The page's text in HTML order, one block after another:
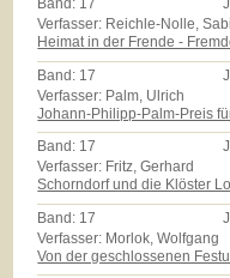
Band: 17
Verfasser: Reichle-Nolle,
Heimat in der Frende -
Band: 17
Verfasser: Palm, Ulrich
Johann-Philipp-Palm-Preis
Band: 17
Verfasser: Fritz, Gerhard
Schorndorf und die Klöster
Band: 17
Verfasser: Morlok, Wolfgang
Von der geschlossenen